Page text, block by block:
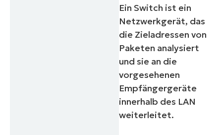
Ein Switch ist ein
Netzwerkgerät, das
die Zieladressen von
Paketen analysiert
und sie an die
vorgesehenen
Empfängergeräte
innerhalb des LAN
weiterleitet.
Starten Sie Ihre 14-tägige
Testversion
Keine Kreditkarte erforderlich, voller Zugriff auf
alle Funktionen